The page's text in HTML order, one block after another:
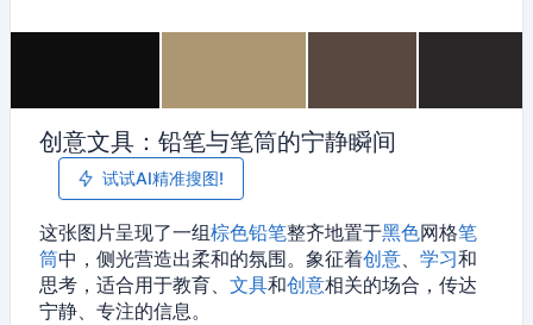
创意文具：铅笔与笔筒的宁静瞬间
试试AI精准搜图!
这张图片呈现了一组棕色铅笔整齐地置于黑色网格笔
筒中，侧光营造出柔和的氛围。象征着创意、 学习和
思考，适合用于教育、 文具和创意相关的场合，传达
宁静、专注的信息。